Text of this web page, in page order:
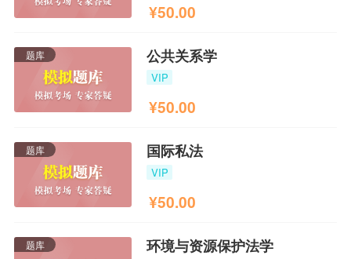
¥50.00
题库 公共关系学
VIP
¥50.00
题库 国际私法
VIP
¥50.00
题库 环境与资源保护法学